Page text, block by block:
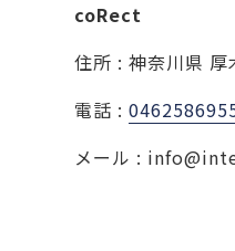
coRect
住所 : 神奈川県
電話 :
メール :